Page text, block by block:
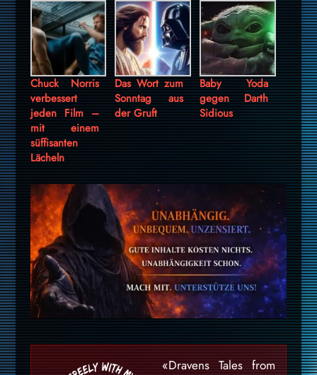
Chuck Norris
verbessert
jeden Film –
mit einem
süffisanten
Lächeln
Das Wort zum
Sonntag aus
der Gruft
Baby Yoda
gegen Darth
Sidious
«Dravens Tales from